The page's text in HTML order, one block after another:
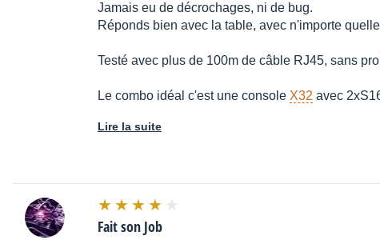
Jamais eu de décrochages, ni de bug.
Réponds bien avec la table, avec n'importe
Testé avec plus de 100m de câble RJ45, sans
Le combo idéal c'est une console X32 avec
Lire la suite
Fait son Job